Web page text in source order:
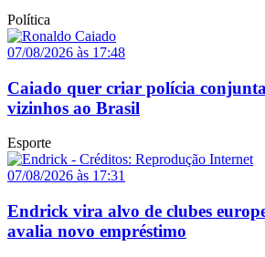
Política
07/08/2026 às 17:48
Caiado quer criar polícia
vizinhos ao Brasil
Esporte
07/08/2026 às 17:31
Endrick vira alvo de clubes
avalia novo empréstimo